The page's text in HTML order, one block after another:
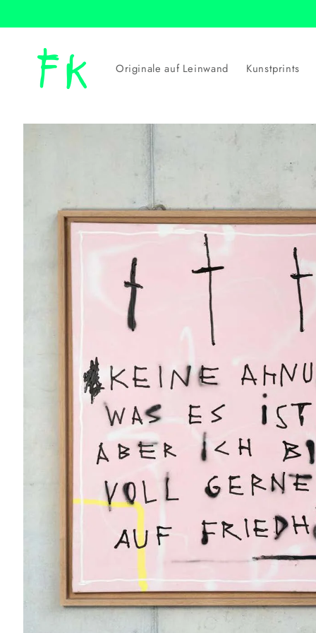
Inhalt
Originale auf Leinwand Kunstprints
Zu
Produktinformationen